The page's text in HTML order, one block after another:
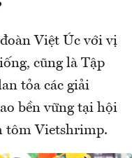
Việt Úc với vị
cũng là Tập
tỏa các giải
bền vững tại hội
tôm Vietshrimp.